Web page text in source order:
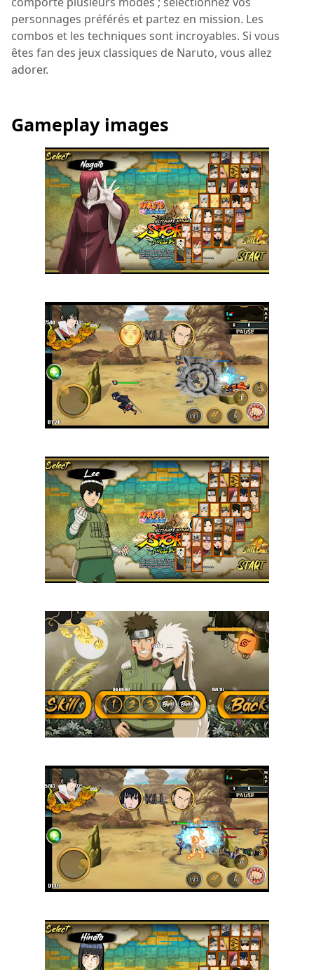
personnages préférés et partez en mission. Les
combos et les techniques sont incroyables. Si vous
êtes fan des jeux classiques de Naruto, vous allez
adorer.
Gameplay images